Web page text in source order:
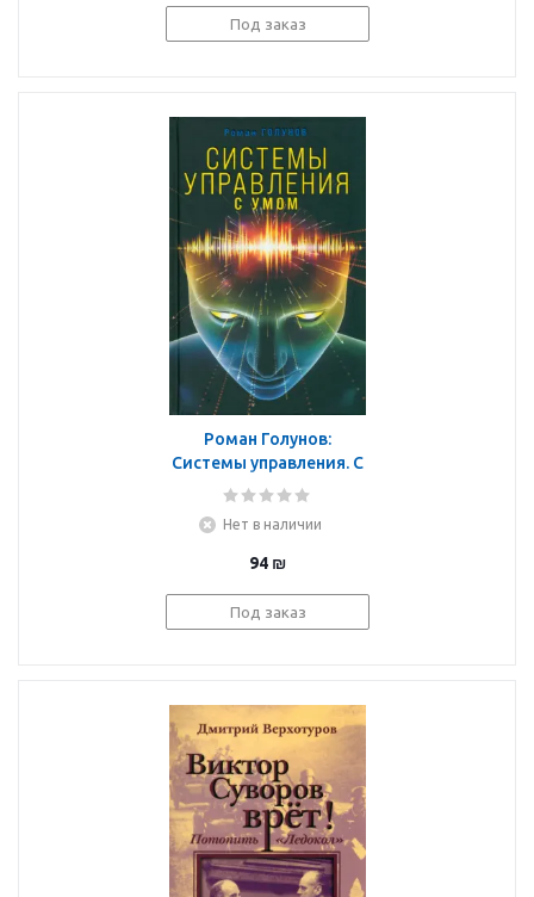
Под заказ
Роман Голунов:
Системы управления. С
умом
Нет в наличии
94 ₪
Под заказ